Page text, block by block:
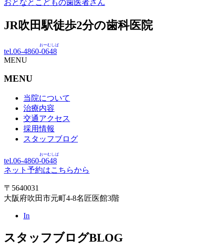
おとなとこどもの歯医者さん
JR吹田駅徒歩2分の歯科医院
tel.06-4860-0648
おーむしば
MENU
MENU
当院について
治療内容
交通アクセス
採用情報
スタッフブログ
tel.06-4860-0648
おーむしば
ネット予約はこちらから
〒5640031
大阪府吹田市元町4-8名匠医館3階
In
スタッフブログBLOG